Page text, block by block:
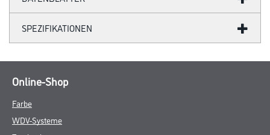
SPEZIFIKATIONEN
Online-Shop
Farbe
WDV-Systeme